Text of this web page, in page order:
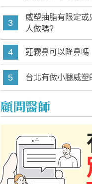
3
威塑抽脂有限定或
人做嗎?
4 蓮霧鼻可以隆鼻嗎
5 台北有做小腿威塑
顧問醫師